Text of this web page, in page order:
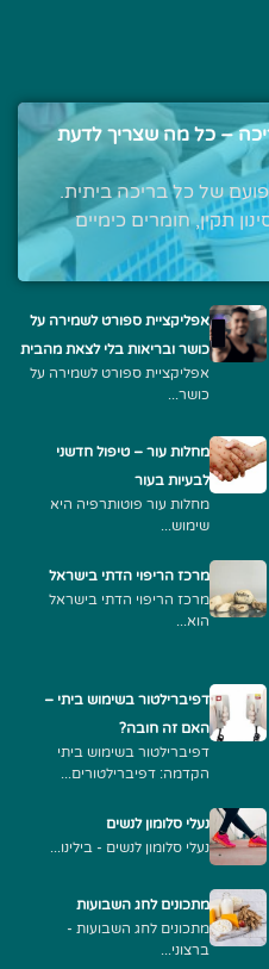
– כל מה שצריך לדעת
של כל בריכה ביתית.
תקין, חומרים כימיים
אפליקציית ספורט לשמירה על
כושר ובריאות בלי לצאת מהבית
אפליקציית ספורט לשמירה על
כושר...
מחלות עור – טיפול חדשני
לבעיות בעור
מחלות עור פוטותרפיה היא
שימוש...
מרכז הריפוי הדתי בישראל
מרכז הריפוי הדתי בישראל
הוא...
דפיברילטור בשימוש ביתי –
האם זה חובה?
דפיברילטור בשימוש ביתי
הקדמה: דפיברילטורים...
נעלי סלומון לנשים
נעלי סלומון לנשים - בילינו...
מתכונים לחג השבועות
מתכונים לחג השבועות -
ברצוני...